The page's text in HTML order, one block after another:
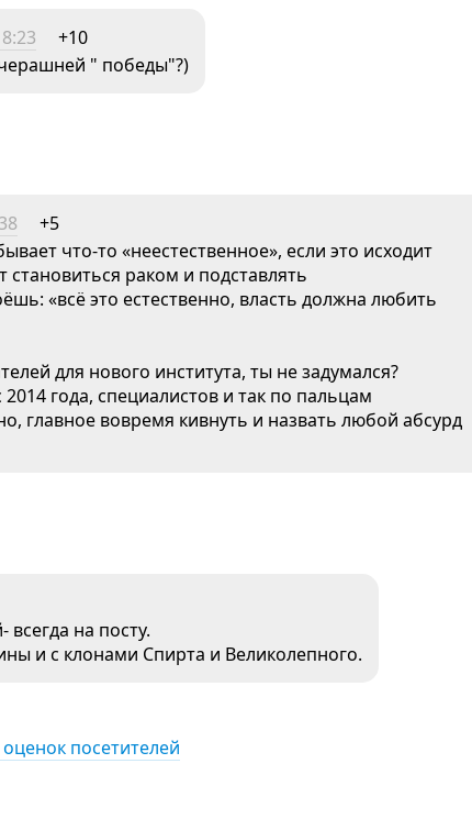
+10
" победы"?)
+5
что-то «неестественное», если это исходит
становиться раком и подставлять
«всё это естественно, власть должна любить
для нового института, ты не задумался?
года, специалистов и так по пальцам
главное вовремя кивнуть и назвать любой абсурд
на посту.
и с клонами Спирта и Великолепного.
посетителей